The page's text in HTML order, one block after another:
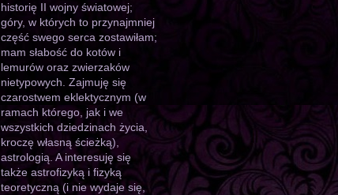
historię II wojny światowej;
góry, w których to przynajmniej
część swego serca zostawiłam;
mam słabość do kotów i
lemurów oraz zwierzaków
nietypowych. Zajmuję się
czarostwem eklektycznym (w
ramach którego, jak i we
wszystkich dziedzinach życia,
kroczę własną ścieżką),
astrologią. A interesuję się
także astrofizyką i fizyką
teoretyczną (i nie wydaje się,